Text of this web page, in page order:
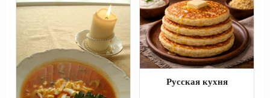
Русская кухня